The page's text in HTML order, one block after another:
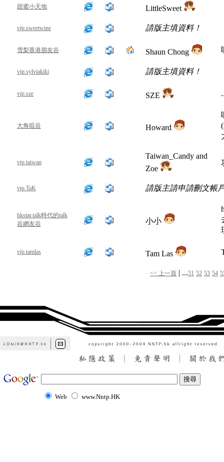
甜蜜小天地 LittleSweet
vip.sweetwine 請版主填資料！
雪梨香港朋友谷 Shaun Chong
vip.sylviakiki 請版主填資料！
vip.sze SZE
大角咀谷 Howard
vip.taiwan
Taiwan_Candy and
Zoe
vip.TaK 請版主請申請刪文帳
hkstar.talk時代的talk
谷網友谷
小小
vip.tamlas Tam Las
<< 上一頁 | ...51 52 53 54
Web www.Nntp.HK